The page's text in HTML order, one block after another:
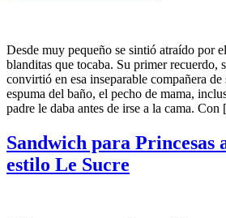
Desde muy pequeño se sintió atraído por
blanditas que tocaba. Su primer recuerdo,
convirtió en esa inseparable compañera de
espuma del baño, el pecho de mama,
padre le daba antes de irse a la cama.
Sandwich para Princesas
estilo Le Sucre